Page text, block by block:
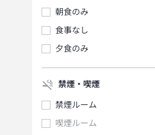
朝食のみ
食事なし
夕食のみ
禁煙・喫煙
禁煙ルーム
喫煙ルーム